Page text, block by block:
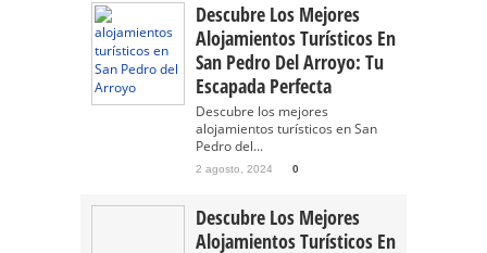
Descubre Los Mejores
Alojamientos Turísticos En
San Pedro Del Arroyo: Tu
Escapada Perfecta
Descubre los mejores
alojamientos turísticos en San
Pedro del...
2 agosto, 2024 0
Descubre Los Mejores
Alojamientos Turísticos En